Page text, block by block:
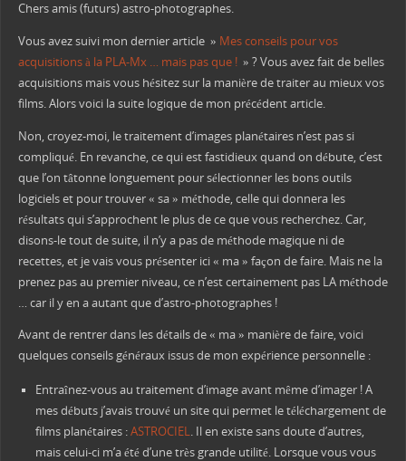
Chers amis (futurs) astro-photographes.
Vous avez suivi mon dernier article » Mes conseils pour vos
acquisitions à la PLA-Mx … mais pas que !» ? Vous avez fait de belles
acquisitions mais vous hésitez sur la manière de traiter au mieux vos
films. Alors voici la suite logique de mon précédent article.
Non, croyez-moi, le traitement d’images planétaires n’est pas si
compliqué. En revanche, ce qui est fastidieux quand on débute, c’est
que l’on tâtonne longuement pour sélectionner les bons outils
logiciels et pour trouver « sa » méthode, celle qui donnera les
résultats qui s’approchent le plus de ce que vous recherchez. Car,
disons-le tout de suite, il n’y a pas de méthode magique ni de
recettes, et je vais vous présenter ici « ma » façon de faire. Mais ne la
prenez pas au premier niveau, ce n’est certainement pas LA méthode
… car il y en a autant que d’astro-photographes !
Avant de rentrer dans les détails de « ma » manière de faire, voici
quelques conseils généraux issus de mon expérience personnelle :
Entraînez-vous au traitement d’image avant même d’imager ! A
mes débuts j’avais trouvé un site qui permet le téléchargement de
films planétaires :ASTROCIEL. Il en existe sans doute d’autres,
mais celui-ci m’a été d’une très grande utilité. Lorsque vous vous